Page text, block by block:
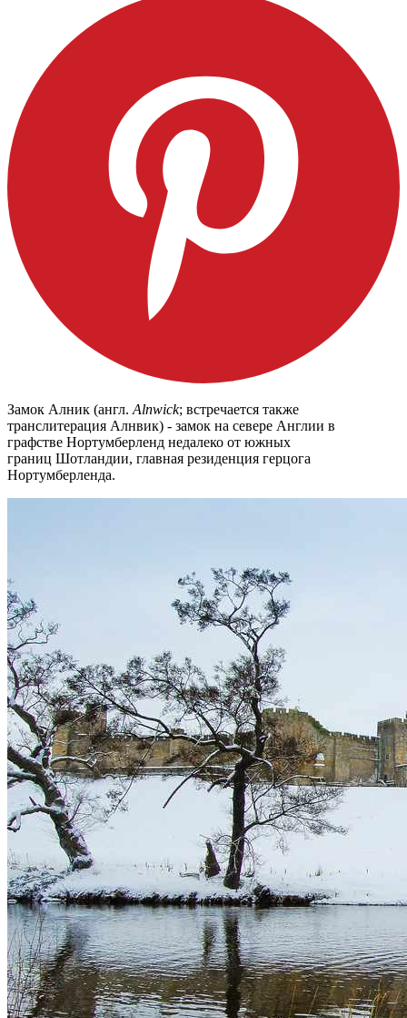
Замок Алник (англ. Alnwick; встречается также
транслитерация Алнвик) - замок на севере Англии в
графстве Нортумберленд недалеко от южных
границ Шотландии, главная резиденция герцога
Нортумберленда.